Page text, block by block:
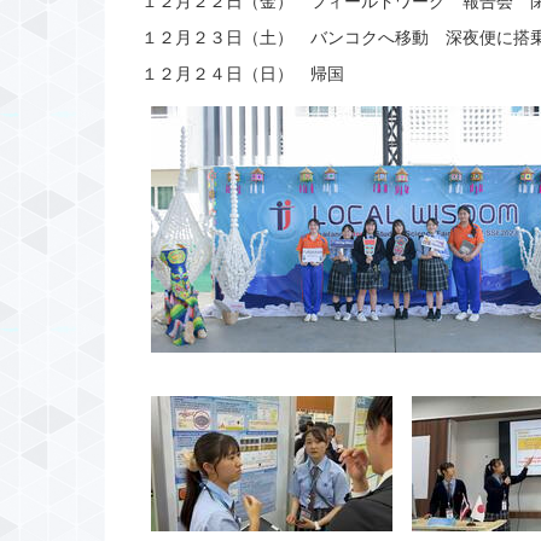
１２月２３日（土） バンコクへ移動 深夜便に搭
１２月２４日（日） 帰国